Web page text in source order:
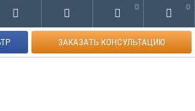
0 0
ЗАКАЗАТЬ КОНСУЛЬТАЦИЮ